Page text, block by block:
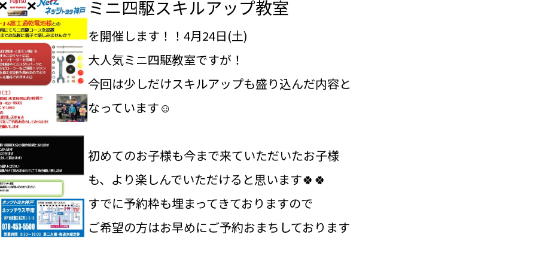
ミニ四駆スキルアップ教室
を開催します！！4月24日(土)
大人気ミニ四駆教室ですが！
今回は少しだけスキルアップも盛り込んだ内容と
なっています☺
初めてのお子様も今まで来ていただいたお子様
も、より楽しんでいただけると思います🍀🍀
すでに予約枠も埋まってきておりますので
ご希望の方はお早めにご予約おまちしております